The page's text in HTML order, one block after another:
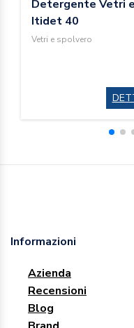
Detergente Vetri
Itidet 40
Vetri e spolvero
Informazioni
Azienda
Recensioni
Blog